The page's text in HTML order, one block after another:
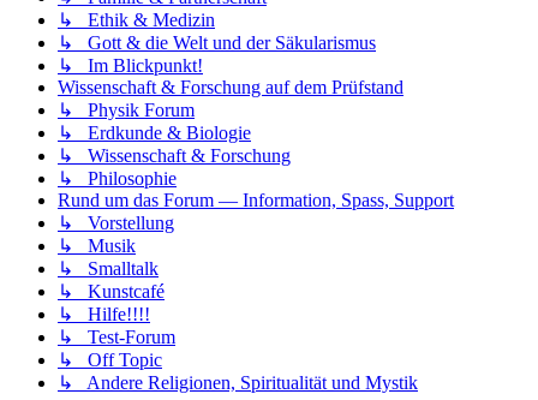
↳ Ethik & Medizin
↳ Gott & die Welt und der Säkularismus
↳ Im Blickpunkt!
Wissenschaft & Forschung auf dem Prüfstand
↳ Physik Forum
↳ Erdkunde & Biologie
↳ Wissenschaft & Forschung
↳ Philosophie
Rund um das Forum — Information, Spass, Support
↳ Vorstellung
↳ Musik
↳ Smalltalk
↳ Kunstcafé
↳ Hilfe!!!!
↳ Test-Forum
↳ Off Topic
↳ Andere Religionen, Spiritualität und Mystik